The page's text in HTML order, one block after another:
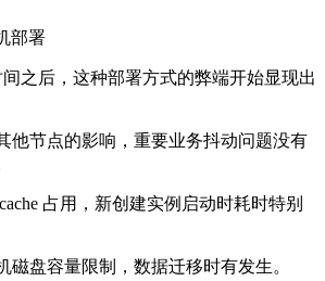
部署
之后，这种部署方式的弊端开始显现出
他节点的影响，重要业务抖动问题没有
占用，新创建实例启动时耗时特别
磁盘容量限制，数据迁移时有发生。